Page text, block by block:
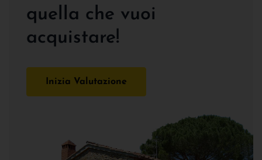
quella che vuoi
acquistare!
Inizia Valutazione